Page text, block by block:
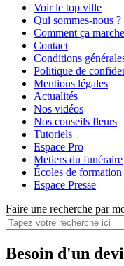
Voir le top ville
Qui sommes-nous ?
Comment ça
Contact
Conditions
Politique de
Mentions légales
Actualités
Nos vidéos
Nos conseils fleurs
Tutoriels
Espace Pro
Metiers du funéraire
Écoles de formation
Espace Presse
Faire une recherche par
Besoin d'un